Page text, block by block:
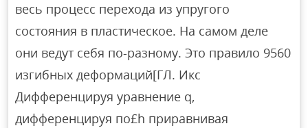
весь процесс перехода из упругого
состояния в пластическое. На самом деле
они ведут себя по-разному. Это правило 9560
изгибных деформаций[ГЛ. Икс
Дифференцируя уравнение q,
дифференцируя по£h приравнивая